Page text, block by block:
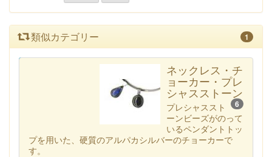
類似カテゴリー 1
ネックレス・チ
ョーカー・プレ
シャスストーン
6
プレシャススト
ーンビーズがのって
いるペンダントトッ
プを用いた、硬質のアルパカシルバーのチョーカーで
す。